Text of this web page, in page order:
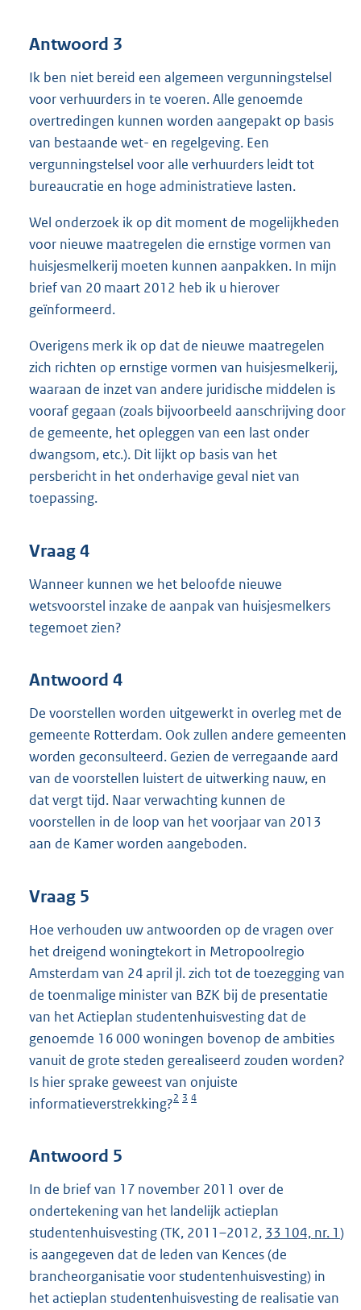
Antwoord 3
Ik ben niet bereid een algemeen vergunningstelsel
voor verhuurders in te voeren. Alle genoemde
overtredingen kunnen worden aangepakt op basis
van bestaande wet- en regelgeving. Een
vergunningstelsel voor alle verhuurders leidt tot
bureaucratie en hoge administratieve lasten.
Wel onderzoek ik op dit moment de mogelijkheden
voor nieuwe maatregelen die ernstige vormen van
huisjesmelkerij moeten kunnen aanpakken. In mijn
brief van 20 maart 2012 heb ik u hierover
geïnformeerd.
Overigens merk ik op dat de nieuwe maatregelen
zich richten op ernstige vormen van huisjesmelkerij,
waaraan de inzet van andere juridische middelen is
vooraf gegaan (zoals bijvoorbeeld aanschrijving door
de gemeente, het opleggen van een last onder
dwangsom, etc.). Dit lijkt op basis van het
persbericht in het onderhavige geval niet van
toepassing.
Vraag 4
Wanneer kunnen we het beloofde nieuwe
wetsvoorstel inzake de aanpak van huisjesmelkers
tegemoet zien?
Antwoord 4
De voorstellen worden uitgewerkt in overleg met de
gemeente Rotterdam. Ook zullen andere gemeenten
worden geconsulteerd. Gezien de verregaande aard
van de voorstellen luistert de uitwerking nauw, en
dat vergt tijd. Naar verwachting kunnen de
voorstellen in de loop van het voorjaar van 2013
aan de Kamer worden aangeboden.
Vraag 5
Hoe verhouden uw antwoorden op de vragen over
het dreigend woningtekort in Metropoolregio
Amsterdam van 24 april jl. zich tot de toezegging van
de toenmalige minister van BZK bij de presentatie
van het Actieplan studentenhuisvesting dat de
genoemde 16 000 woningen bovenop de ambities
vanuit de grote steden gerealiseerd zouden worden?
Is hier sprake geweest van onjuiste
informatieverstrekking?2 3 4
Antwoord 5
In de brief van 17 november 2011 over de
ondertekening van het landelijk actieplan
studentenhuisvesting (TK, 2011–2012, 33 104, nr. 1)
is aangegeven dat de leden van Kences (de
brancheorganisatie voor studentenhuisvesting) in
het actieplan studentenhuisvesting de realisatie van